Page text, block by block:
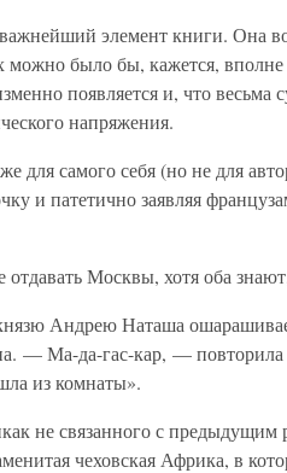
элемент книги. Она
можно было бы, кажется,
появляется и, что весьма
напряжения.
для самого себя (но не для
и патетично заявляя
отдавать Москвы, хотя оба
Андрею Наташа
— Ма-да-гас-кар, — повторила
из комнаты».
не связанного с предыдущим
чеховская Африка, в